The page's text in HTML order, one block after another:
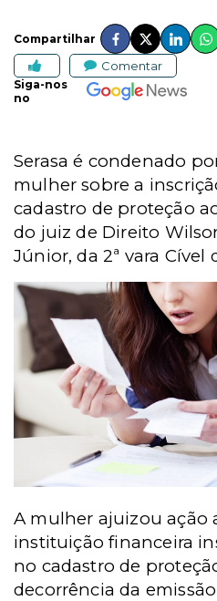
Compartilhar
Comentar
Siga-nos
no
Serasa é condenado
mulher sobre a
cadastro de proteção
do juiz de Direito
Júnior, da 2ª vara Cível
A mulher ajuizou ação
instituição financeira
no cadastro de
decorrência da